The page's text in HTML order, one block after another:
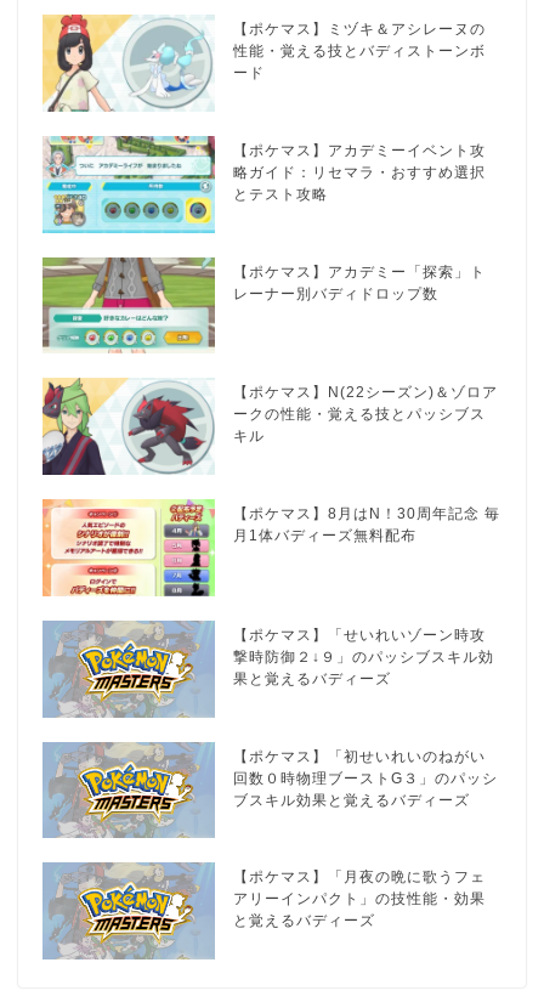
【ポケマス】ミヅキ＆アシレーヌの
性能・覚える技とバディストーンボ
ード
【ポケマス】アカデミーイベント攻
略ガイド：リセマラ・おすすめ選択
とテスト攻略
【ポケマス】アカデミー「探索」ト
レーナー別バディドロップ数
【ポケマス】N(22シーズン)＆ゾロア
ークの性能・覚える技とパッシブス
キル
【ポケマス】8月はN！30周年記念 毎
月1体バディーズ無料配布
【ポケマス】「せいれいゾーン時攻
撃時防御２↓９」のパッシブスキル効
果と覚えるバディーズ
【ポケマス】「初せいれいのねがい
回数０時物理ブーストG３」のパッシ
ブスキル効果と覚えるバディーズ
【ポケマス】「月夜の晩に歌うフェ
アリーインパクト」の技性能・効果
と覚えるバディーズ